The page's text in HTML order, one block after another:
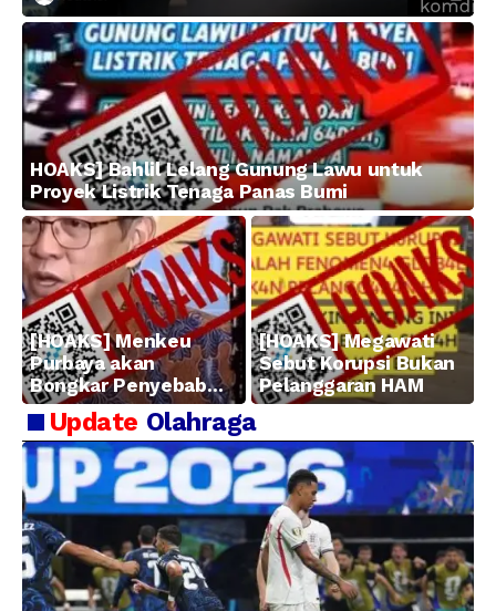
HOAKS] Bahlil Lelang Gunung Lawu untuk
Proyek Listrik Tenaga Panas Bumi
[HOAKS] Menkeu
Purbaya akan
Bongkar Penyebab
Kerugian BUMN
[HOAKS] Megawati
Sebut Korupsi Bukan
Pelanggaran HAM
Update Olahraga